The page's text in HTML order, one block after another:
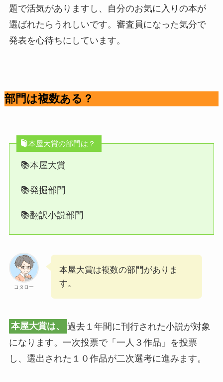
題で活気がありますし、自分のお気に入りの本が
選ばれたらうれしいです。審査員になった気分で
発表を心待ちにしています。
部門は複数ある？
本屋大賞の部門は？
📚本屋大賞
📚発掘部門
📚翻訳小説部門
コタロー
本屋大賞は複数の部門がありま
す。
本屋大賞は、
過去１年間に刊行された小説が対象
になります。一次投票で「一人３作品」を投票
し、選出された１０作品が二次選考に進みます。